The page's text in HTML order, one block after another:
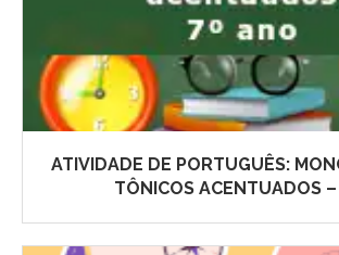
ATIVIDADE DE PORTUGUÊS:
TÔNICOS ACENTUADOS –